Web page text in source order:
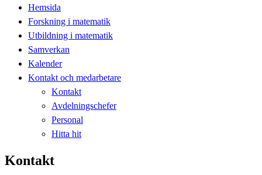
Hemsida
Forskning i matematik
Utbildning i matematik
Samverkan
Kalender
Kontakt och medarbetare
Kontakt
Avdelningschefer
Personal
Hitta hit
Kontakt